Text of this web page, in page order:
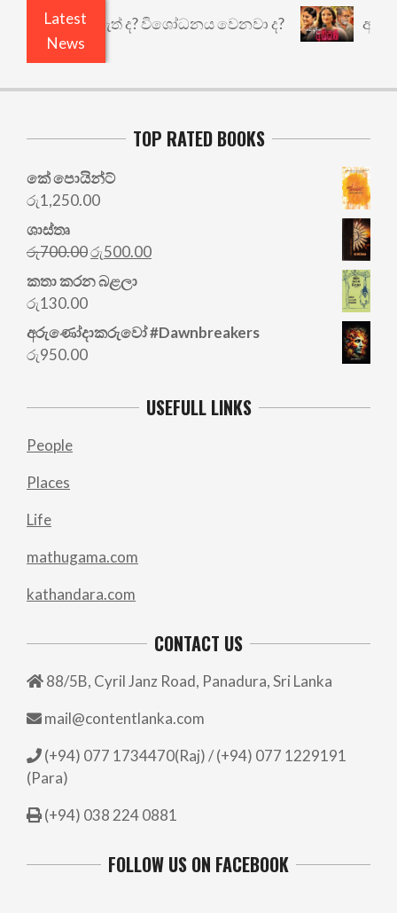
Latest
News
කුඩු නැත් ද? විශෝධනය වෙනවා ද? අභිසාරී:
TOP RATED BOOKS
කේ පොයින්ට්
රු1,250.00
ශාස්තෘ
රු700.00Original
price
was:
රු500.00Current
කතා කරන බළලා
රු130.00
අරු‍ණෝදාකරුවෝ #Dawnbreakers
රු950.00
USEFULL LINKS
People
Places
Life
mathugama.com
kathandara.com
CONTACT US
88/5B, Cyril Janz Road, Panadura, Sri Lanka
mail@contentlanka.com
(+94) 077 1734470(Raj) / (+94) 077 1229191
(Para)
(+94) 038 224 0881
FOLLOW US ON FACEBOOK